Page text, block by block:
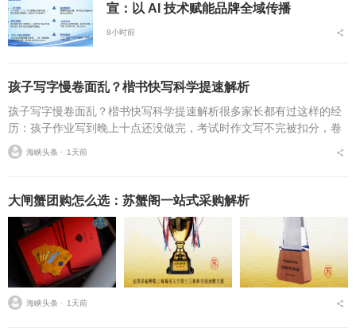
宣：以 AI 技术赋能品牌全域传播
8小时前
孩子写字慢卷面乱？楷书快写科学提速解析
孩子写字慢卷面乱？楷书快写科学提速解析很多家长都有过这样的经
历：孩子作业写到晚上十点还没做完，考试时作文写不完被扣分，卷
面因为字迹潦草被老师多次点名。据相关调查显示，67%的小学生存
在书写速度不达标问...
海峡头条 ⋅ 1天前
大闸蟹团购怎么选：苏蟹阁一站式采购解析
海峡头条 ⋅ 1天前